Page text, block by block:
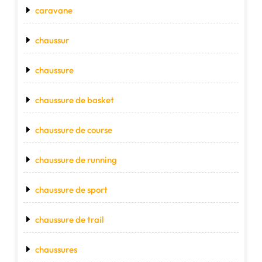
caravane
chaussur
chaussure
chaussure de basket
chaussure de course
chaussure de running
chaussure de sport
chaussure de trail
chaussures